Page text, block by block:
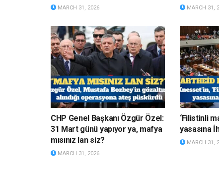
MARCH 31, 2026 MARCH 31,
CHP Genel Başkanı Özgür Özel:
31 Mart günü yapıyor ya, mafya
mısınız lan siz?
MARCH 31, 2026
‘Filistinli
yasasına
MARCH 31,